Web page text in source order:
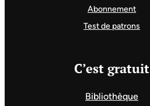
Abonnement
Test de patrons
C’est gratuit
Bibliothèque